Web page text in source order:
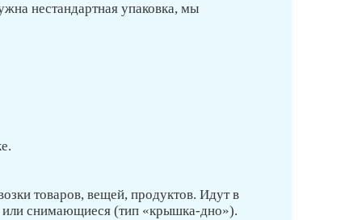
нестандартная упаковка, мы
товаров, вещей, продуктов. Идут в
снимающиеся (тип «крышка-дно»).